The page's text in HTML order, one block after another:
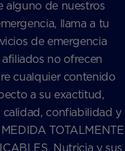
alguno de nuestros
llama a tu
de emergencia
no ofrecen
cualquier contenido
a su exactitud,
confiabilidad y
TOTALMENTE
Nutricia y sus